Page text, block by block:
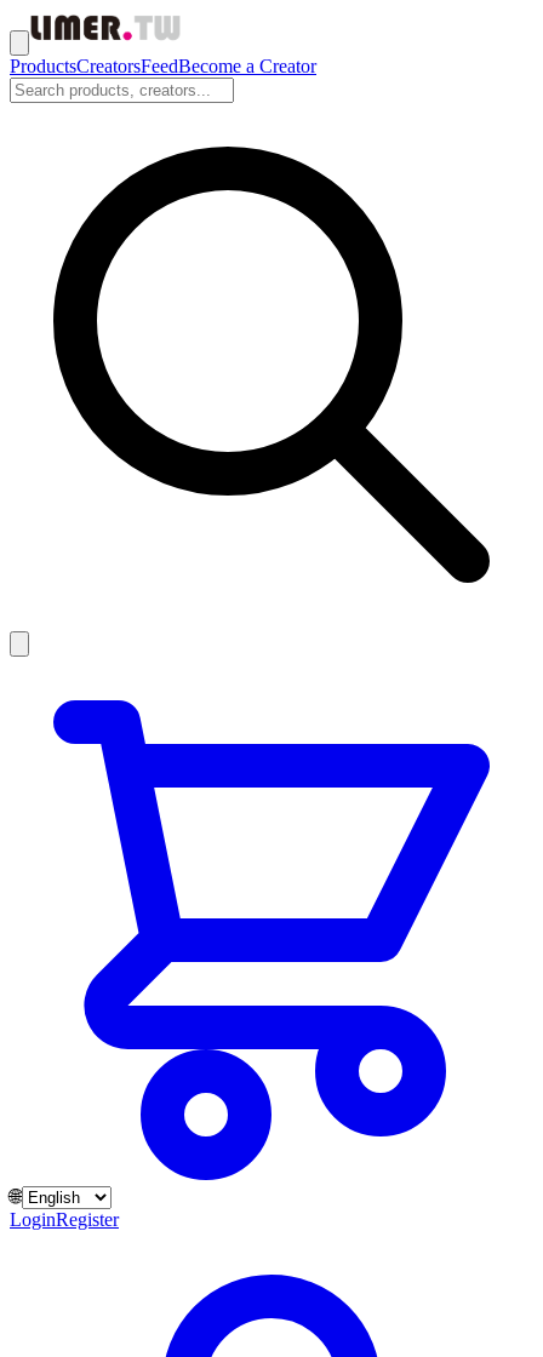
ProductsCreatorsFeedBecome a Creator
🌐
LoginRegister